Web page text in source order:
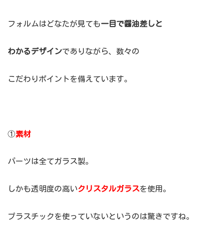
フォルムはどなたが見ても一目で醤油差しと
わかるデザインでありながら、数々の
こだわりポイントを備えています。
①素材
パーツは全てガラス製。
しかも透明度の高いクリスタルガラスを使用。
プラスチックを使っていないというのは驚きですね。